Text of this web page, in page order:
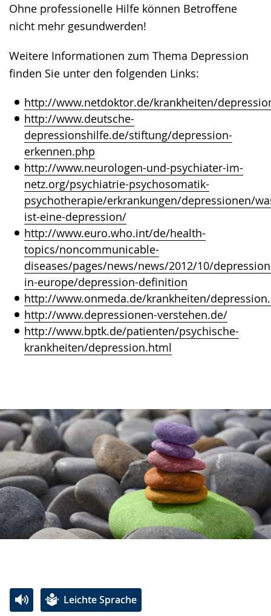
Ohne professionelle Hilfe können Betroffene
nicht mehr gesundwerden!
Weitere Informationen zum Thema Depression
finden Sie unter den folgenden Links:
http://www.netdoktor.de/krankheiten/
http://www.deutsche-
depressionshilfe.de/stiftung/depression-
erkennen.php
http://www.neurologen-und-psychiater-im-
netz.org/psychiatrie-psychosomatik-
psychotherapie/erkrankungen/depressionen/
ist-eine-depression/
http://www.euro.who.int/de/health-
topics/noncommunicable-
diseases/pages/news/news/2012/10/
in-europe/depression-definition
http://www.onmeda.de/krankheiten/
http://www.depressionen-verstehen.de/
http://www.bptk.de/patienten/psychische-
krankheiten/depression.html
Leichte Sprache